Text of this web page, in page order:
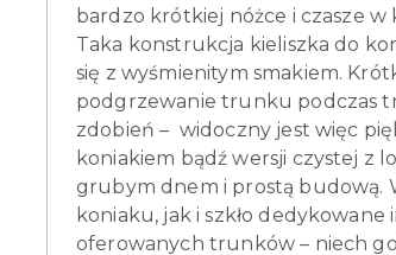
bardzo krótkiej nóżce i czasze
Taka konstrukcja kieliszka do
się z wyśmienitym smakiem.
podgrzewanie trunku podczas
zdobień – widoczny jest więc
koniakiem bądź wersji czystej z
grubym dnem i prostą budową.
koniaku, jak i szkło
oferowanych trunków – niech